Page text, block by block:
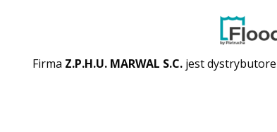
Firma Z.P.H.U. MARWAL S.C. jest